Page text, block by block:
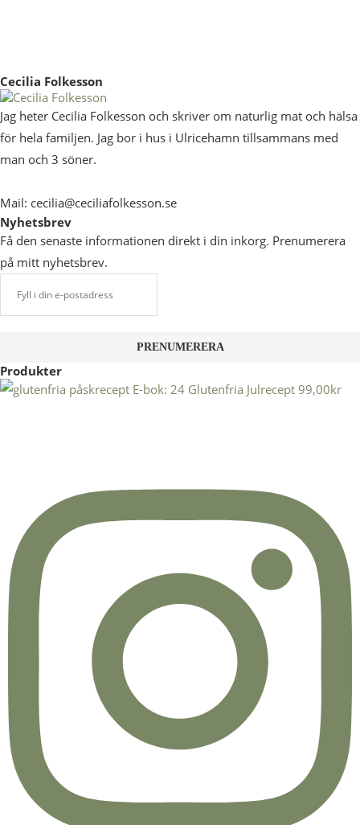
Cecilia Folkesson
Jag heter Cecilia Folkesson och skriver om naturlig mat och hälsa
för hela familjen. Jag bor i hus i Ulricehamn tillsammans med
man och 3 söner.
Mail: cecilia@ceciliafolkesson.se
Nyhetsbrev
Få den senaste informationen direkt i din inkorg. Prenumerera
på mitt nyhetsbrev.
Produkter
E-bok: 24 Glutenfria Julrecept 99,00kr